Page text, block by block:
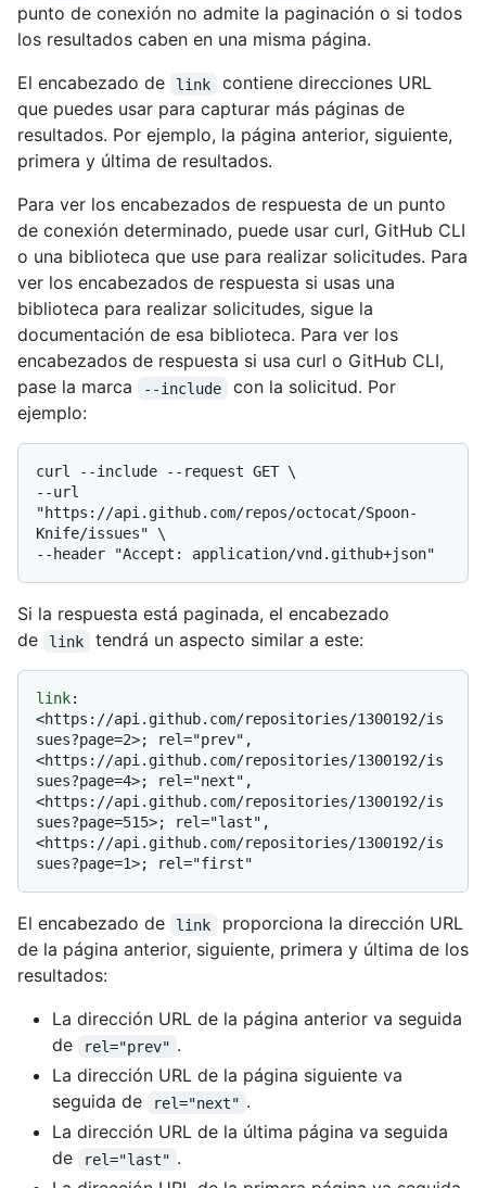
punto de conexión no admite la paginación o si todos
los resultados caben en una misma página.
El encabezado de
link
contiene direcciones URL
que puedes usar para capturar más páginas de
resultados. Por ejemplo, la página anterior, siguiente,
primera y última de resultados.
Para ver los encabezados de respuesta de un punto
de conexión determinado, puede usar curl, GitHub CLI
o una biblioteca que use para realizar solicitudes. Para
ver los encabezados de respuesta si usas una
biblioteca para realizar solicitudes, sigue la
documentación de esa biblioteca. Para ver los
encabezados de respuesta si usa curl o GitHub CLI,
pase la marca
--include
con la solicitud. Por
ejemplo:
curl --include --request GET \
--url
"https://api.github.com/repos/octocat/Spoon-
Knife/issues" \
Si la respuesta está paginada, el encabezado
de
link tendrá un aspecto similar a este:
link
<https://api.github.com/repositories/1300192/is
sues?page=2>; rel="prev",
<https://api.github.com/repositories/1300192/is
sues?page=4>; rel="next",
<https://api.github.com/repositories/1300192/is
sues?page=515>; rel="last",
<https://api.github.com/repositories/1300192/is
El encabezado de link
proporciona la dirección URL
de la página anterior, siguiente, primera y última de los
resultados:
La dirección URL de la página anterior va seguida
de
rel="prev" .
La dirección URL de la página siguiente va
seguida de
rel="next" .
La dirección URL de la última página va seguida
de
rel="last" .